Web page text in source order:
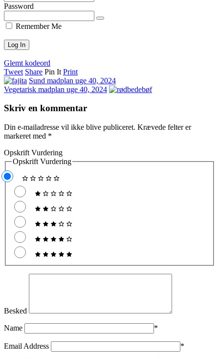
Password
Remember Me
Glemt kodeord
Tweet Share Pin It Print
Sund madplan uge 40, 2024
Vegetarisk madplan uge 40, 2024
Skriv en kommentar
Din e-mailadresse vil ikke blive publiceret. Krævede felter er
markeret med *
Opskrift Vurdering
Opskrift Vurdering
Besked
Name *
Email Address *